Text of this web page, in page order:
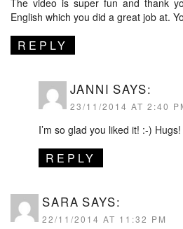
The video is super fun and thank
English which you did a great job at.
REPLY
JANNI SAYS:
23/11/2014 AT 2:40
I’m so glad you liked it! :-) Hugs!
REPLY
SARA SAYS:
22/11/2014 AT 11:32 PM